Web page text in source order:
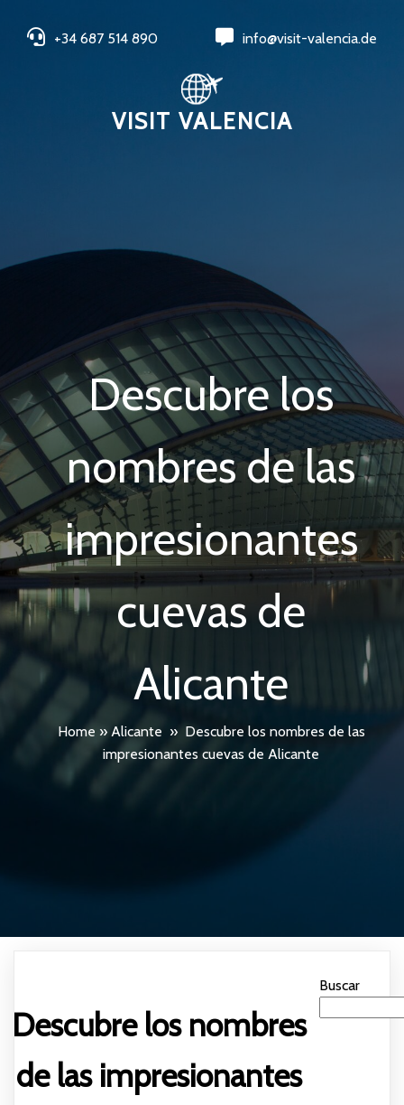
+34 687 514 890 info@visit-valencia.de
VISIT VALENCIA
Descubre los
nombres de las
impresionantes
cuevas de
Alicante
Home » Alicante » Descubre los nombres de las
impresionantes cuevas de Alicante
Descubre los nombres
de las impresionantes
Buscar